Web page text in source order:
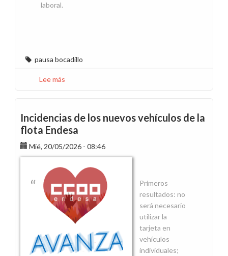
laboral.
pausa bocadillo
Lee más
ante
el
Supremo
la
pausa
desayuno
Incidencias de los nuevos vehículos de la
flota Endesa
Mié, 20/05/2026 - 08:46
Primeros
resultados: no
será necesario
utilizar la
tarjeta en
vehículos
individuales;